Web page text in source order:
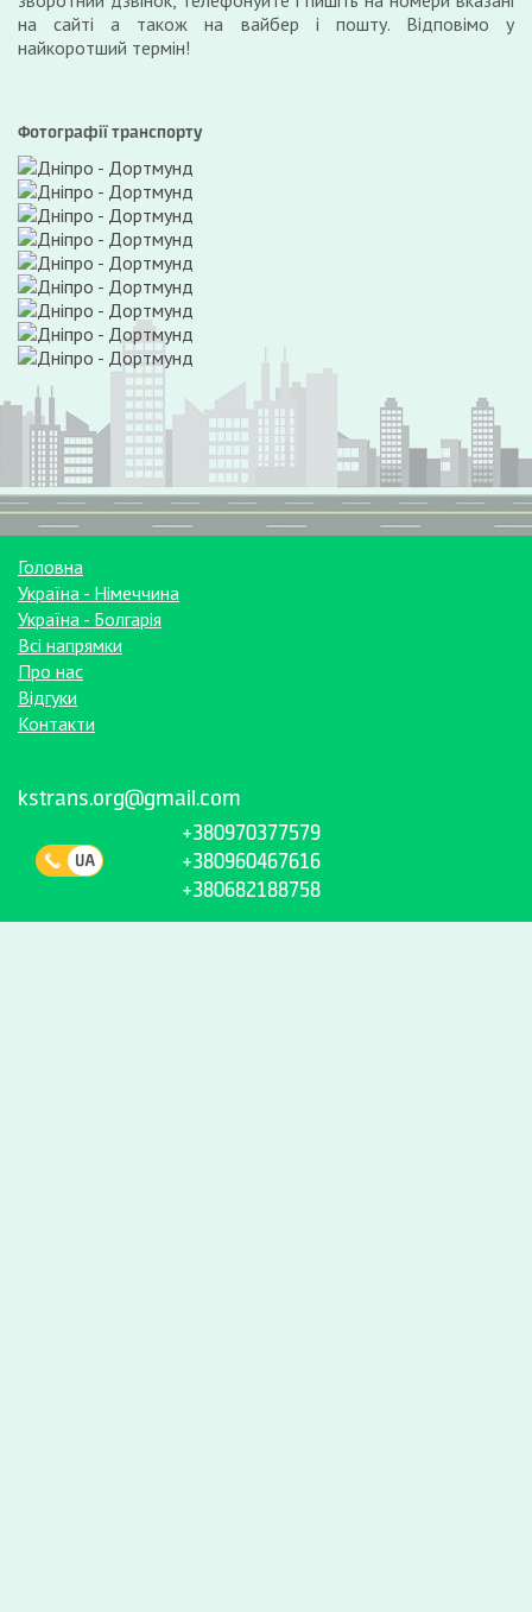
на сайті а також на вайбер і пошту. Відповімо у
найкоротший термін!
Фотографії транспорту
Головна
Україна - Німеччина
Україна - Болгарія
Всі напрямки
Про нас
Відгуки
Контакти
kstrans.org@gmail.com
+380970377579
+380960467616
+380682188758